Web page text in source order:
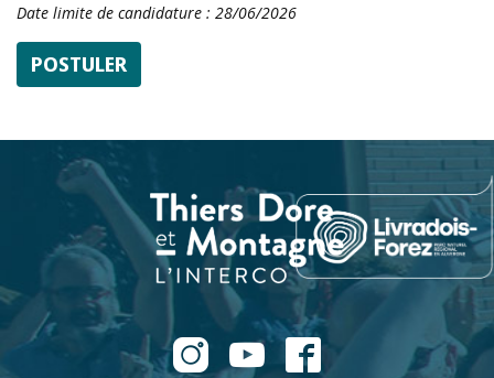
Date limite de candidature : 28/06/2026
POSTULER